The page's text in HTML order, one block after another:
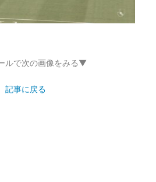
ルで次の画像をみる▼
記事に戻る